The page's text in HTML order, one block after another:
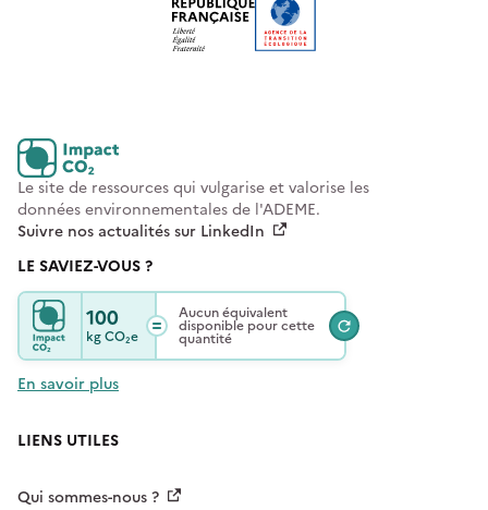
Le site de ressources qui vulgarise et valorise les
données environnementales de l'ADEME.
Suivre nos actualités sur LinkedIn
LE SAVIEZ-VOUS ?
100
kgCO₂e
Aucun équivalent
disponible pour cette
quantité
En savoir plus
LIENS UTILES
Qui sommes-nous ?